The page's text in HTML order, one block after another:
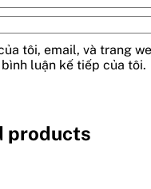
tôi, email, và trang
luận kế tiếp của tôi.
products